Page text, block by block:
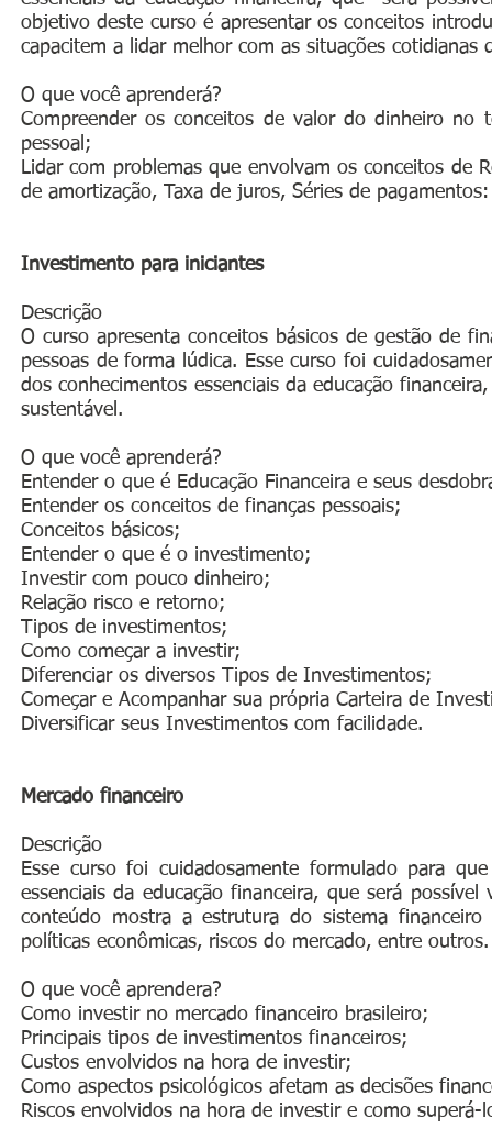
objetivo deste curso é apresentar os conceitos
capacitem a lidar melhor com as situações cotidianas
O que você aprenderá?
Compreender os conceitos de valor do dinheiro
pessoal;
Lidar com problemas que envolvam os conceitos de R
de amortização, Taxa de juros, Séries de
Investimento para iniciantes
Descrição
O curso apresenta conceitos básicos de gestão de
pessoas de forma lúdica. Esse curso foi
dos conhecimentos essenciais da educação
sustentável.
O que você aprenderá?
Entender o que é Educação Financeira e seus
Entender os conceitos de finanças pessoais;
Conceitos básicos;
Entender o que é o investimento;
Investir com pouco dinheiro;
Relação risco e retorno;
Tipos de investimentos;
Como começar a investir;
Diferenciar os diversos Tipos de Investimentos;
Começar e Acompanhar sua própria Carteira de
Diversificar seus Investimentos com facilidade.
Mercado financeiro
Descrição
Esse curso foi cuidadosamente formulado para
essenciais da educação financeira, que será
conteúdo mostra a estrutura do sistema
políticas econômicas, riscos do mercado, entre outros.
O que você aprendera?
Como investir no mercado financeiro brasileiro;
Principais tipos de investimentos financeiros;
Custos envolvidos na hora de investir;
Como aspectos psicológicos afetam as decisões
Riscos envolvidos na hora de investir e como superá-